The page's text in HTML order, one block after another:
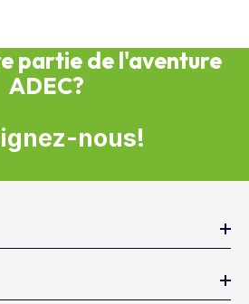
partie de l'aventure
ADEC?
nous!